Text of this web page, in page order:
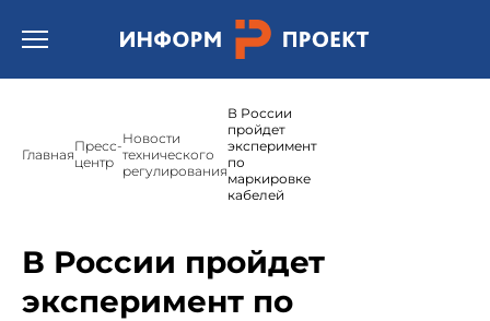
Открыть бургер меню.
ГлавнаяПресс-
центр
Новости
технического
регулирования
В России
пройдет
эксперимент
по
маркировке
кабелей
В России пройдет
эксперимент по